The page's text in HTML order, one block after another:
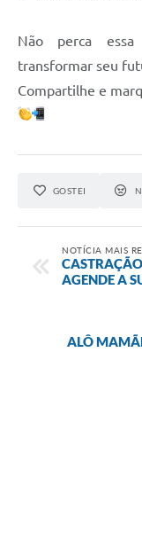
Não perca
transformar seu
Compartilhe e
GOSTEI
NOTÍCIA MAIS
AGENDE A
ALÔ